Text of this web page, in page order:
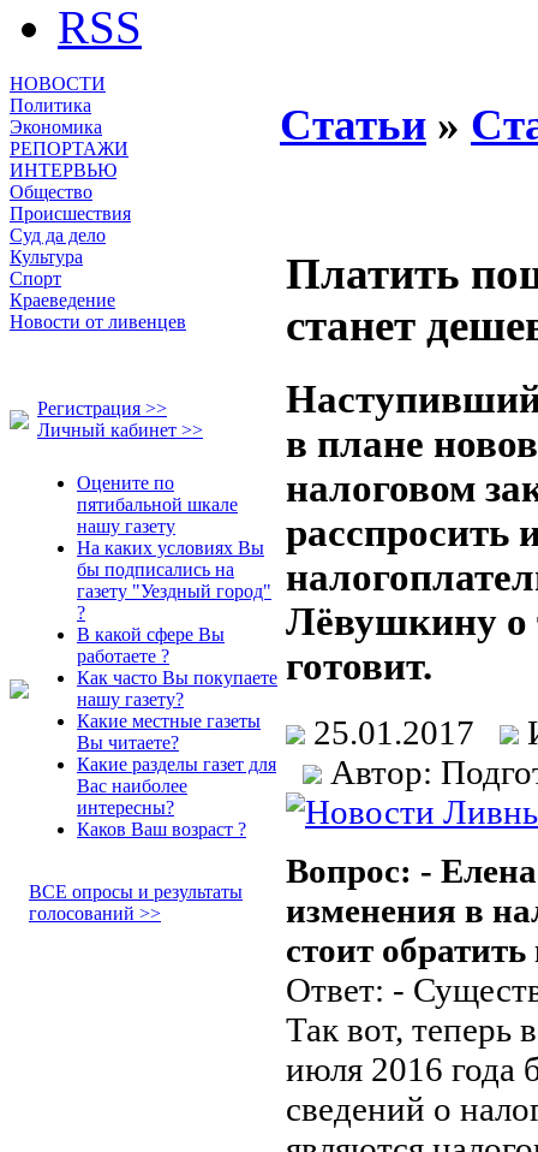
RSS
НОВОСТИ
Политика
Экономика
РЕПОРТАЖИ
ИНТЕРВЬЮ
Общество
Происшествия
Суд да дело
Культура
Спорт
Краеведение
Новости от ливенцев
Регистрация >>
Личный кабинет >>
Оцените по
пятибальной шкале
нашу газету
На каких условиях Вы
бы подписались на
газету "Уездный город"
?
В какой сфере Вы
работаете ?
Как часто Вы покупаете
нашу газету?
Какие местные газеты
Вы читаете?
Какие разделы газет для
Вас наиболее
интересны?
Каков Ваш возраст ?
ВСЕ опросы и результаты
голосований >>
Статьи »
Платить
станет
в плане
налоговом
расспросить
Лёвушкину о
готовит.
25.01.2017
Автор:
Вопрос: -
изменения в
стоит
Ответ: -
Так вот, теперь
июля 2016 года
сведений о